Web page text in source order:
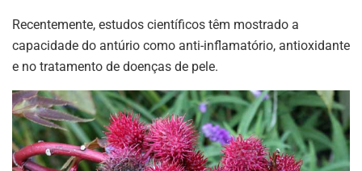
Recentemente, estudos científicos têm mostrado a
capacidade do antúrio como anti-inflamatório, antioxidante
e no tratamento de doenças de pele.